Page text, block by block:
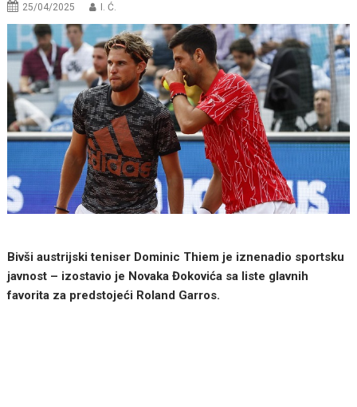
25/04/2025 I. Ć.
Bivši austrijski teniser Dominic Thiem je iznenadio sportsku
javnost – izostavio je Novaka Đokovića sa liste glavnih
favorita za predstojeći Roland Garros.